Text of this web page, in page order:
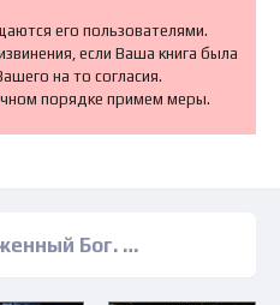
его пользователями.
если Ваша книга была
на то согласия.
порядке примем меры.
читать бесплатно полные версии